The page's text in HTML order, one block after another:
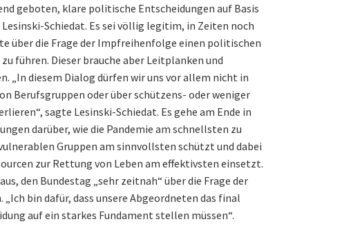
geboten, klare politische Entscheidungen auf Basis
Schiedat. Es sei völlig legitim, in Zeiten noch
über die Frage der Impfreihenfolge einen politischen
führen. Dieser brauche aber Leitplanken und
„In diesem Dialog dürfen wir uns vor allem nicht in
Berufsgruppen oder über schützens- oder weniger
sagte Lesinski-Schiedat. Es gehe am Ende in
darüber, wie die Pandemie am schnellsten zu
Gruppen am sinnvollsten schützt und dabei
zur Rettung von Leben am effektivsten einsetzt.
den Bundestag „sehr zeitnah“ über die Frage der
bin dafür, dass unsere Abgeordneten das final
auf ein starkes Fundament stellen müssen“.